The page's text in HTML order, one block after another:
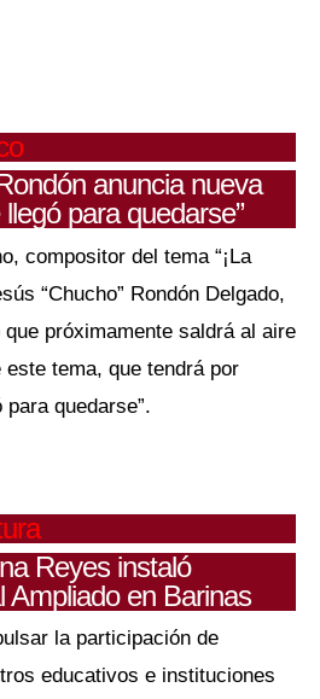
anuncia nueva
para quedarse”
compositor del tema “¡La
“Chucho” Rondón Delgado,
próximamente saldrá al aire
tema, que tendrá por
para quedarse”.
Reyes instaló
Ampliado en Barinas
la participación de
educativos e instituciones